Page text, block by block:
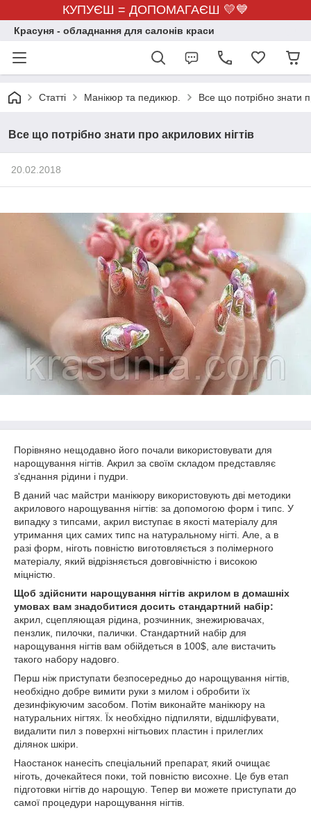
КУПУЄШ = ДОПОМАГАЄШ 💛💙
Красуня - обладнання для салонів краси
Статті Манікюр та педикюр. Все що потрібно знати
Все що потрібно знати про акрилових нігтів
20.02.2018
Порівняно нещодавно його почали використовувати для
нарощування нігтів. Акрил за своїм складом представляє
з'єднання рідини і пудри.
В даний час майстри манікюру використовують дві методики
акрилового нарощування нігтів: за допомогою форм і типс. У
випадку з типсами, акрил виступає в якості матеріалу для
утримання цих самих типс на натуральному нігті. Але, а в
разі форм, ніготь повністю виготовляється з полімерного
матеріалу, який відрізняється довговічністю і високою
міцністю.
Щоб здійснити нарощування нігтів акрилом в домашніх
умовах вам знадобитися досить стандартний набір:
акрил, сцепляющая рідина, розчинник, знежирювачах,
пензлик, пилочки, палички. Стандартний набір для
нарощування нігтів вам обійдеться в 100$, але вистачить
такого набору надовго.
Перш ніж приступати безпосередньо до нарощування нігтів,
необхідно добре вимити руки з милом і обробити їх
дезинфікуючим засобом. Потім виконайте манікюру на
натуральних нігтях. Їх необхідно підпиляти, відшліфувати,
видалити пил з поверхні нігтьових пластин і прилеглих
ділянок шкіри.
Наостанок нанесіть спеціальний препарат, який очищає
ніготь, дочекайтеся поки, той повністю висохне. Це був етап
підготовки нігтів до нарощую. Тепер ви можете приступати до
самої процедури нарощування нігтів.